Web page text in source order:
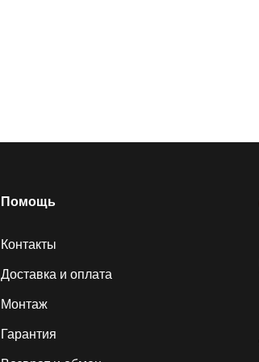
Помощь
Контакты
Доставка и оплата
Монтаж
Гарантия